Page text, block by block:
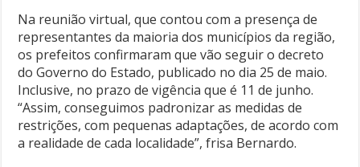
Na reunião virtual, que contou com a presença de
representantes da maioria dos municípios da região,
os prefeitos confirmaram que vão seguir o decreto
do Governo do Estado, publicado no dia 25 de maio.
Inclusive, no prazo de vigência que é 11 de junho.
“Assim, conseguimos padronizar as medidas de
restrições, com pequenas adaptações, de acordo com
a realidade de cada localidade”, frisa Bernardo.